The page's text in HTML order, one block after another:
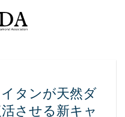
タンが天然ダ
させる新キャ